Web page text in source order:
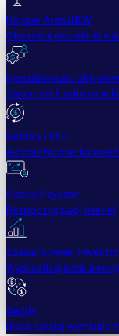
Hopper ArenaNEW
Obserwuj modele AI
Menadżerowie aktywów
Zarządzaj funduszami
Górnicy i PSP
Automatycznie
Osoby fizyczne
Rozpocznij swój handel
Zaawansowani
Wyprzedzaj
Giełdy
Nadaj swojej wymianie